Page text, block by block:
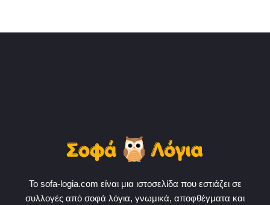
Το sofa-logia.com είναι μια ιστοσελίδα που εστιάζει σε
συλλογές από σοφά λόγια, γνωμικά, αποφθέγματα και